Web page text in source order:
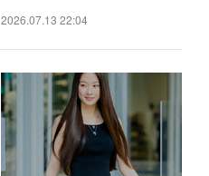
2026.07.13 22:04